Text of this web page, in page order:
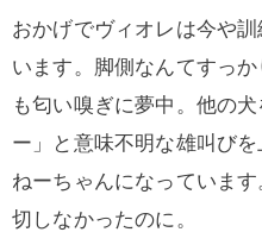
おかげでヴィオレは今や
います。脚側なんてすっ
も匂い嗅ぎに夢中。他の
ー」と意味不明な雄叫び
ねーちゃんになっていま
切しなかったのに。